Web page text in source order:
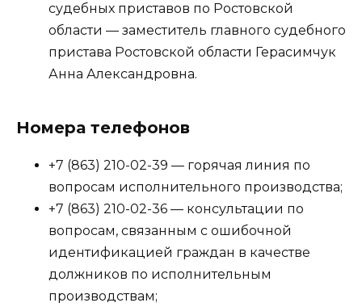
судебных приставов по Ростовской
области — заместитель главного судебного
пристава Ростовской области Герасимчук
Анна Александровна.
Номера телефонов
+7 (863) 210-02-39 — горячая линия по
вопросам исполнительного производства;
+7 (863) 210-02-36 — консультации по
вопросам, связанным с ошибочной
идентификацией граждан в качестве
должников по исполнительным
производствам;